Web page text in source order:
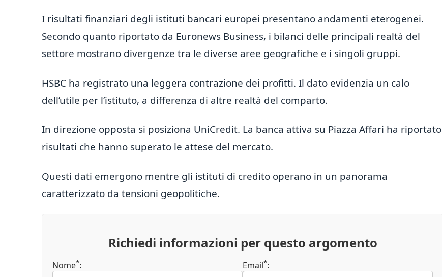
I risultati finanziari degli istituti bancari europei presentano andamenti eterogenei.
Secondo quanto riportato da Euronews Business, i bilanci delle principali realtà del
settore mostrano divergenze tra le diverse aree geografiche e i singoli gruppi.
HSBC ha registrato una leggera contrazione dei profitti. Il dato evidenzia un calo
dell’utile per l’istituto, a differenza di altre realtà del comparto.
In direzione opposta si posiziona UniCredit. La banca attiva su Piazza Affari ha riportato
risultati che hanno superato le attese del mercato.
Questi dati emergono mentre gli istituti di credito operano in un panorama
caratterizzato da tensioni geopolitiche.
Richiedi informazioni per questo argomento
Nome*: Email*: